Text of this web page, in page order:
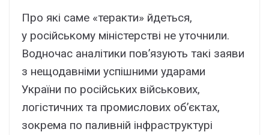
Про які саме «теракти» йдеться,
у російському міністерстві не уточнили.
Водночас аналітики пов’язують такі заяви
з нещодавніми успішними ударами
України по російських військових,
логістичних та промислових об’єктах,
зокрема по паливній інфраструктурі